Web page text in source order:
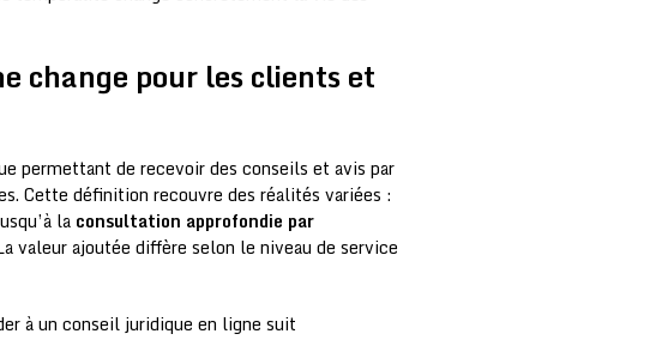
change pour les clients et
permettant de recevoir des conseils et avis par
Cette définition recouvre des réalités variées :
la consultation approfondie par
valeur ajoutée diffère selon le niveau de service
à un conseil juridique en ligne suit